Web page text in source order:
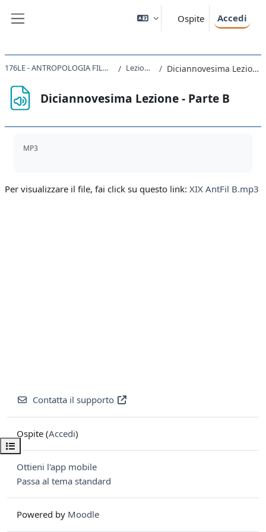
Ospite Accedi
Apri indice del corso
176LE - ANTROPOLOGIA FILOSOFICA 2019 Lezione XIX Diciannovesima Lezione - Parte B
Diciannovesima Lezione - Parte B
MP3
Per visualizzare il file, fai click su questo link: XIX AntFil B.mp3
Contatta il supporto
Ospite (Accedi)
Ottieni l'app mobile
Passa al tema standard
Powered by Moodle